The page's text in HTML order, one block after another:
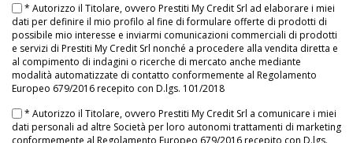
* Autorizzo il Titolare, ovvero Prestiti My Credit Srl ad elaborare i miei
dati per definire il mio profilo al fine di formulare offerte di prodotti di
possibile mio interesse e inviarmi comunicazioni commerciali di prodotti
e servizi di Prestiti My Credit Srl nonché a procedere alla vendita diretta e
al compimento di indagini o ricerche di mercato anche mediante
modalità automatizzate di contatto conformemente al Regolamento
Europeo 679/2016 recepito con D.lgs. 101/2018
* Autorizzo il Titolare, ovvero Prestiti My Credit Srl a comunicare i miei
dati personali ad altre Società per loro autonomi trattamenti di marketing
conformemente al Regolamento Europeo 679/2016 recepito con D.lgs.